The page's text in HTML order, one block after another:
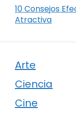
10 Consejos
Atractiva
Arte
Ciencia
Cine